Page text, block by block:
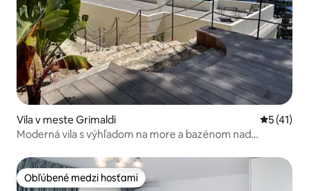
Vila v meste Grimaldi
5 (41)
Moderná vila s výhľadom na more a bazénom nad
Obľúbené medzi hosťami
Obľúbené medzi hosťami